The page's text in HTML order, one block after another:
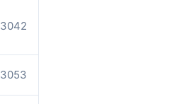
3042
3053